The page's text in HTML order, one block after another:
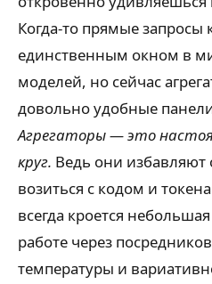
Когда-то прямые запросы
единственным окном в
моделей, но сейчас
довольно удобные
Агрегаторы — это
круг. Ведь они избавляют
возиться с кодом и
всегда кроется
работе через
температуры и